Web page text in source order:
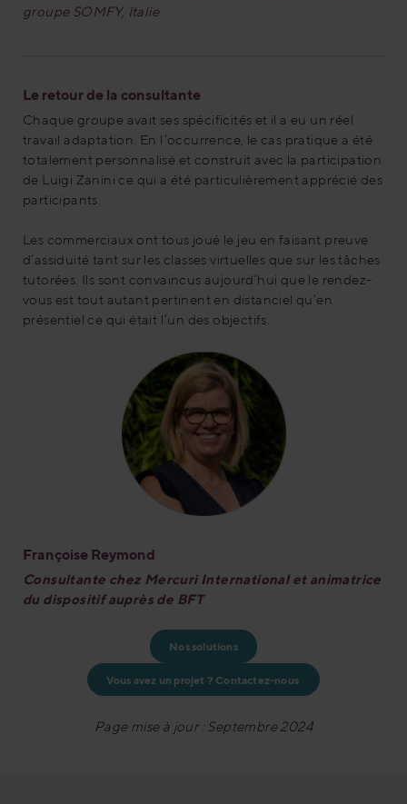
groupe SOMFY, Italie
Le retour de la consultante
Chaque groupe avait ses spécificités et il a eu un réel
travail adaptation. En l’occurrence, le cas pratique a été
totalement personnalisé et construit avec la participation
de Luigi Zanini ce qui a été particulièrement apprécié des
participants.
Les commerciaux ont tous joué le jeu en faisant preuve
d’assiduité tant sur les classes virtuelles que sur les tâches
tutorées. Ils sont convaincus aujourd’hui que le rendez-
vous est tout autant pertinent en distanciel qu’en
présentiel ce qui était l’un des objectifs.
Françoise Reymond
Consultante chez Mercuri International et animatrice
du dispositif auprès de BFT
Nos solutions
Vous avez un projet ? Contactez-nous
Page mise à jour : Septembre 2024